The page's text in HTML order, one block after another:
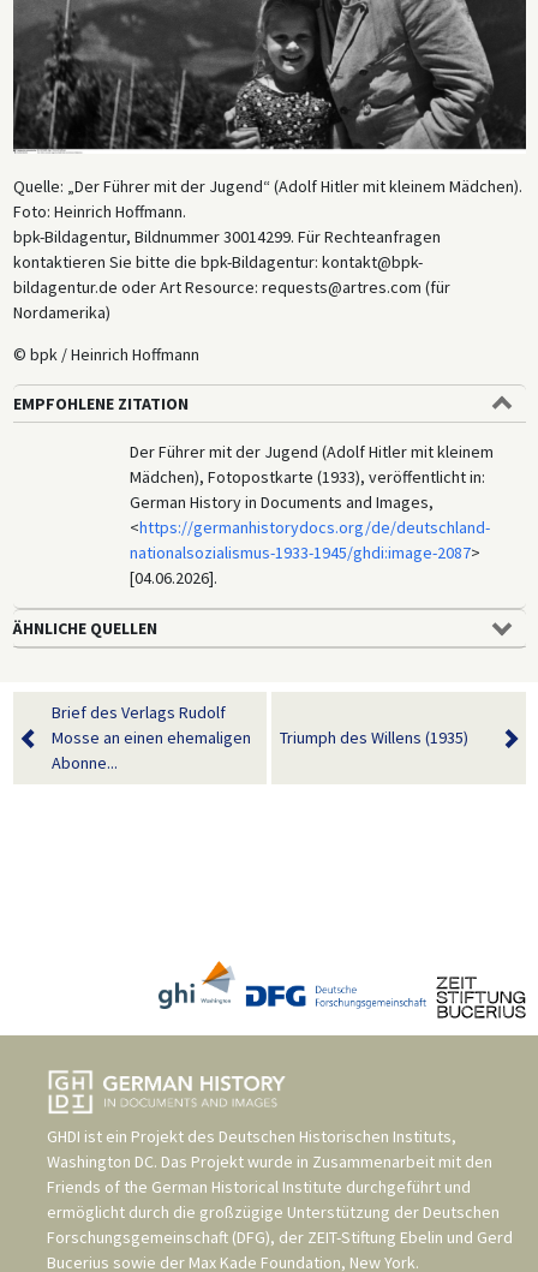
Quelle: „Der Führer mit der Jugend“ (Adolf Hitler mit kleinem Mädchen).
Foto: Heinrich Hoffmann.
bpk-Bildagentur, Bildnummer 30014299. Für Rechteanfragen
kontaktieren Sie bitte die bpk-Bildagentur: kontakt@bpk-
bildagentur.de oder Art Resource: requests@artres.com (für
Nordamerika)
© bpk / Heinrich Hoffmann
EMPFOHLENE ZITATION
Der Führer mit der Jugend (Adolf Hitler mit kleinem
Mädchen), Fotopostkarte (1933), veröffentlicht in:
German History in Documents and Images,
<https://germanhistorydocs.org/de/deutschland-
nationalsozialismus-1933-1945/ghdi:image-2087>
[04.06.2026].
ÄHNLICHE QUELLEN
Brief des Verlags Rudolf
Mosse an einen ehemaligen
Abonne...
Triumph des Willens (1935)
GHDI ist ein Projekt des Deutschen Historischen Instituts,
Washington DC. Das Projekt wurde in Zusammenarbeit mit den
Friends of the German Historical Institute durchgeführt und
ermöglicht durch die großzügige Unterstützung der Deutschen
Forschungsgemeinschaft (DFG), der ZEIT-Stiftung Ebelin und Gerd
Bucerius sowie der Max Kade Foundation, New York.